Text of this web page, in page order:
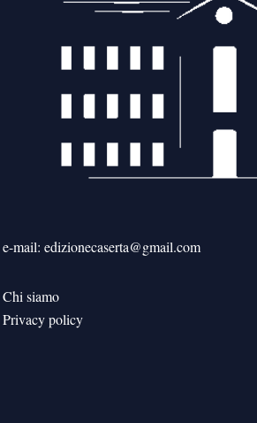
e-mail: edizionecaserta@gmail.com
Chi siamo
Privacy policy